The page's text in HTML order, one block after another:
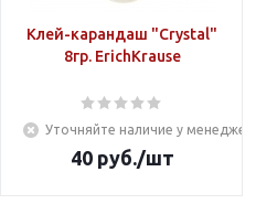
Клей-карандаш "Crystal"
8гр. ErichKrause
Уточняйте наличие у менеджера
40руб./шт